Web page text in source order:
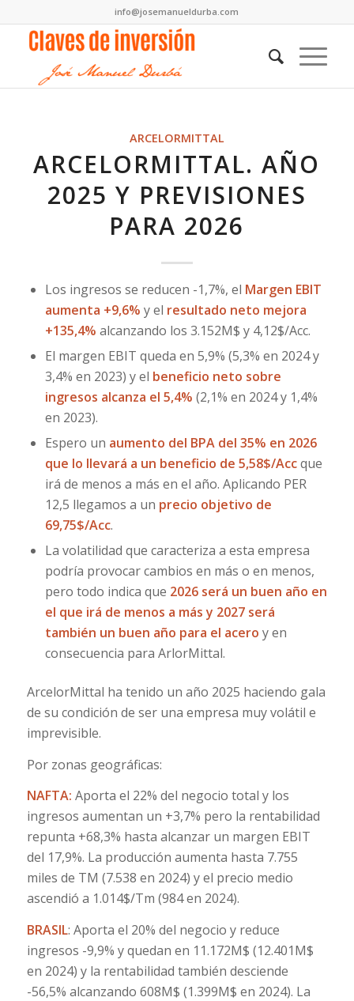
info@josemanueldurba.com
ARCELORMITTAL
ARCELORMITTAL. AÑO
2025 Y PREVISIONES
PARA 2026
Los ingresos se reducen -1,7%, el Margen EBIT
aumenta +9,6% y el resultado neto mejora
+135,4% alcanzando los 3.152M$ y 4,12$/Acc.
El margen EBIT queda en 5,9% (5,3% en 2024 y
3,4% en 2023) y el beneficio neto sobre
ingresos alcanza el 5,4% (2,1% en 2024 y 1,4%
en 2023).
Espero un aumento del BPA del 35% en 2026
que lo llevará a un beneficio de 5,58$/Accque
irá de menos a más en el año. Aplicando PER
12,5 llegamos a un precio objetivo de
69,75$/Acc.
La volatilidad que caracteriza a esta empresa
podría provocar cambios en más o en menos,
pero todo indica que 2026 será un buen año en
el que irá de menos a más y 2027 será
también un buen año para el acero y en
consecuencia para ArlorMittal.
ArcelorMittal ha tenido un año 2025 haciendo gala
de su condición de ser una empresa muy volátil e
imprevisible.
Por zonas geográficas:
NAFTA: Aporta el 22% del negocio total y los
ingresos aumentan un +3,7% pero la rentabilidad
repunta +68,3% hasta alcanzar un margen EBIT
del 17,9%. La producción aumenta hasta 7.755
miles de TM (7.538 en 2024) y el precio medio
ascendió a 1.014$/Tm (984 en 2024).
BRASIL: Aporta el 20% del negocio y reduce
ingresos -9,9% y quedan en 11.172M$ (12.401M$
en 2024) y la rentabilidad también desciende
-56,5% alcanzando 608M$ (1.399M$ en 2024). La